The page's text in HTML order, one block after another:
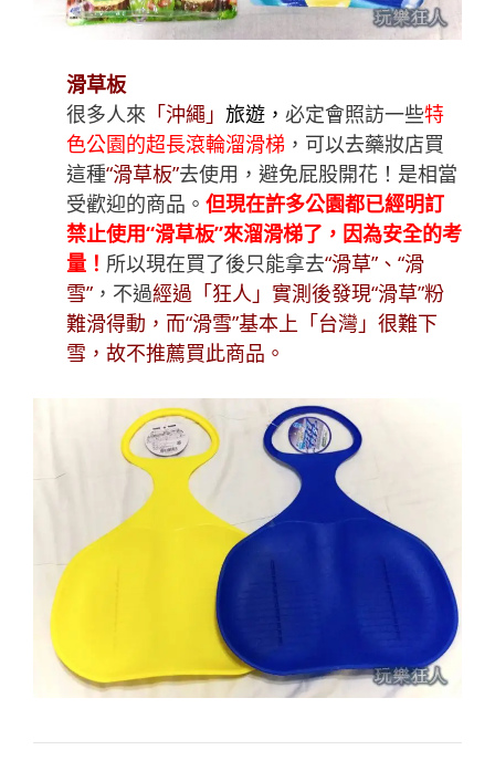
滑草板
很多人來 「沖繩」 旅遊， 必定會照訪一些特
色公園的超長滾輪溜滑梯 ，可以去藥妝店買
這種“滑草板”去使用，避免屁股開花！是相當
受歡迎的商品。 但現在許多公園都已經明訂
禁止使用“滑草板”來溜滑梯了，因為安全的考
量！ 所以現在買了後只能拿去“滑草”、“滑
雪” ，不過經過「狂人 」實測後發現“滑草”粉
難滑得動，而“滑雪”基本上「台灣」很難下
雪，故不推薦買此商品。